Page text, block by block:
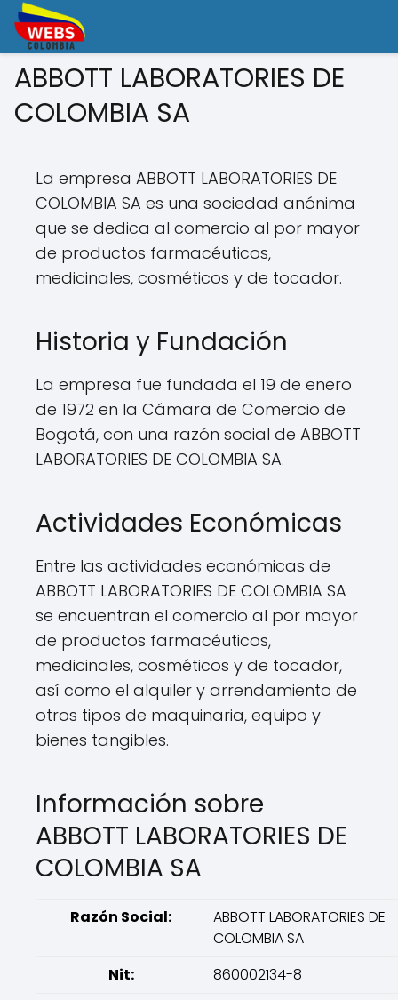
ABBOTT LABORATORIES DE
COLOMBIA SA
La empresa ABBOTT LABORATORIES DE
COLOMBIA SA es una sociedad anónima
que se dedica al comercio al por mayor
de productos farmacéuticos,
medicinales, cosméticos y de tocador.
Historia y Fundación
La empresa fue fundada el 19 de enero
de 1972 en la Cámara de Comercio de
Bogotá, con una razón social de ABBOTT
LABORATORIES DE COLOMBIA SA.
Actividades Económicas
Entre las actividades económicas de
ABBOTT LABORATORIES DE COLOMBIA SA
se encuentran el comercio al por mayor
de productos farmacéuticos,
medicinales, cosméticos y de tocador,
así como el alquiler y arrendamiento de
otros tipos de maquinaria, equipo y
bienes tangibles.
Información sobre
ABBOTT LABORATORIES DE
COLOMBIA SA
Razón Social:
ABBOTT LABORATORIES DE
COLOMBIA SA
Nit:
860002134-8